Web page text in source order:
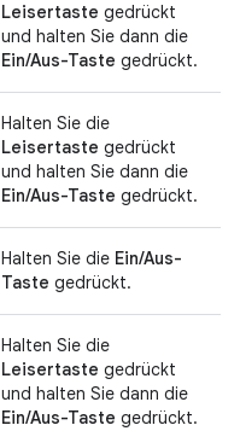
Leisertaste gedrückt
und halten Sie dann die
Ein/Aus-Taste gedrückt.
Halten Sie die
Leisertaste gedrückt
und halten Sie dann die
Ein/Aus-Taste gedrückt.
Halten Sie die Ein/Aus-
Taste gedrückt.
Halten Sie die
Leisertaste gedrückt
und halten Sie dann die
Ein/Aus-Taste gedrückt.